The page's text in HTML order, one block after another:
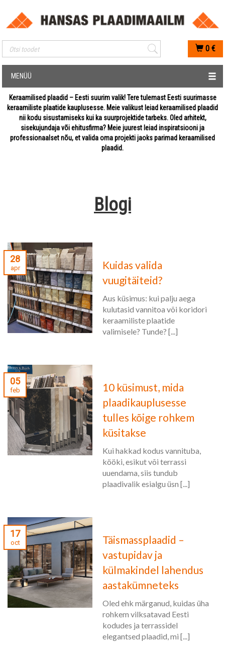
Mobiilis otsimise sisestus
0 €
MENÜÜ
Keraamilised plaadid – Eesti suurim valik! Tere tulemast Eesti suurimasse
keraamiliste plaatide kauplusesse. Meie valikust leiad keraamilised plaadid
nii kodu sisustamiseks kui ka suurprojektide tarbeks. Oled arhitekt,
sisekujundaja või ehitusfirma? Meie juurest leiad inspiratsiooni ja
professionaalset nõu, et valida oma projekti jaoks parimad keraamilised
plaadid.
Blogi
28
apr
Kuidas valida
vuugitäiteid?
Aus küsimus: kui palju aega
kulutasid vannitoa või koridori
keraamiliste plaatide
valimisele? Tunde? [...]
05
feb
10 küsimust, mida
plaadikauplusesse
tulles kõige rohkem
küsitakse
Kui hakkad kodus vannituba,
kööki, esikut või terrassi
uuendama, siis tundub
plaadivalik esialgu üsn [...]
17
oct
Täismassplaadid –
vastupidav ja
külmakindel lahendus
aastakümneteks
Oled ehk märganud, kuidas üha
rohkem vilksatavad Eesti
kodudes ja terrassidel
elegantsed plaadid, mi [...]